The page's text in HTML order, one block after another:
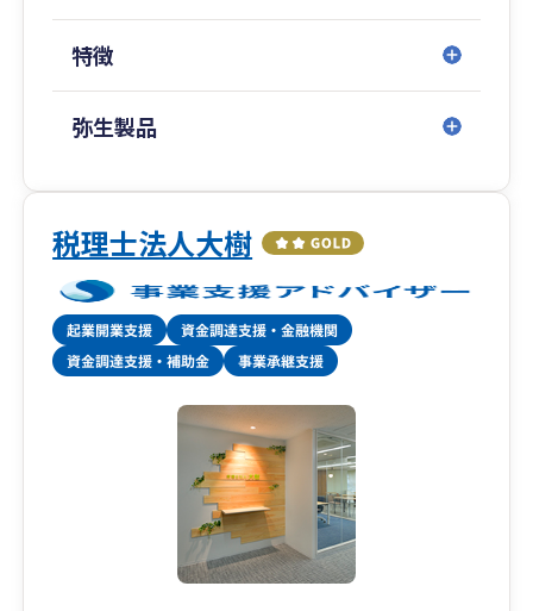
特徴
弥生製品
税理士法人大樹